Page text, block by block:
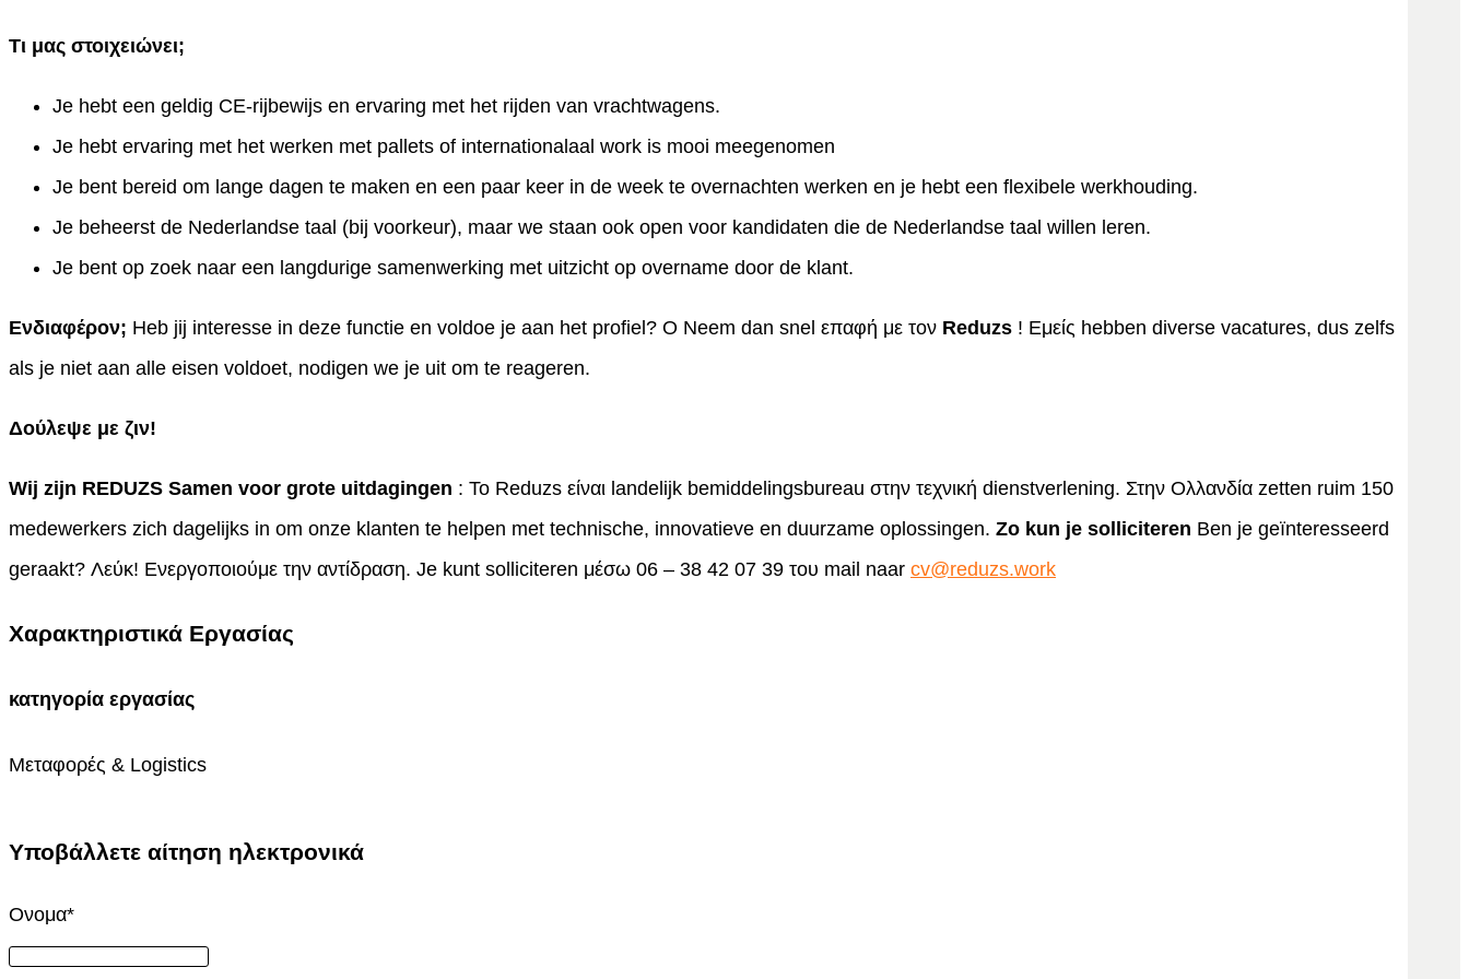
Τι μας στοιχειώνει;
Je hebt een geldig CE-rijbewijs en ervaring met het rijden van vrachtwagens.
Je hebt ervaring met het werken met pallets of internationalaal work is mooi meegenomen
Je bent bereid om lange dagen te maken en een paar keer in de week te overnachten werken en je hebt een flexibele werkhouding.
Je beheerst de Nederlandse taal (bij voorkeur), maar we staan ook open voor kandidaten die de Nederlandse taal willen leren.
Je bent op zoek naar een langdurige samenwerking met uitzicht op overname door de klant.
Ενδιαφέρον; Heb jij interesse in deze functie en voldoe je aan het profiel? Ο Neem dan snel επαφή με τον Reduzs ! Εμείς hebben diverse vacatures, dus zelfs
als je niet aan alle eisen voldoet, nodigen we je uit om te reageren.
Δούλεψε με ζιν!
Wij zijn REDUZS Samen voor grote uitdagingen : Το Reduzs είναι landelijk bemiddelingsbureau στην τεχνική dienstverlening. Στην Ολλανδία zetten ruim 150
medewerkers zich dagelijks in om onze klanten te helpen met technische, innovatieve en duurzame oplossingen. Zo kun je solliciteren Ben je geïnteresseerd
geraakt? Λεύκ! Ενεργοποιούμε την αντίδραση. Je kunt solliciteren μέσω 06 – 38 42 07 39 του mail naar cv@reduzs.work
Χαρακτηριστικά Εργασίας
κατηγορία εργασίας
Μεταφορές & Logistics
Υποβάλλετε αίτηση ηλεκτρονικά
Ονομα*